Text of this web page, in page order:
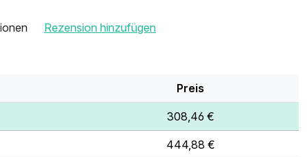
Rezension hinzufügen
Preis
308,46 €
444,88 €